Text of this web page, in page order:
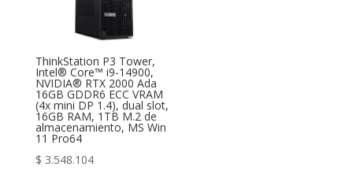
ThinkStation P3 Tower,
Intel® Core™ i9-14900,
NVIDIA® RTX 2000 Ada
16GB GDDR6 ECC VRAM
(4x mini DP 1.4), dual slot,
16GB RAM, 1TB M.2 de
almacenamiento, MS Win
11 Pro64
$ 3.548.104